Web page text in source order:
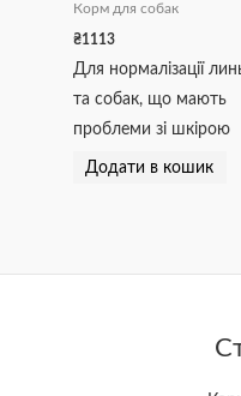
Корм для собак
₴1113
Для нормалізації
та собак, що мають
проблеми зі шкірою
Додати в кошик